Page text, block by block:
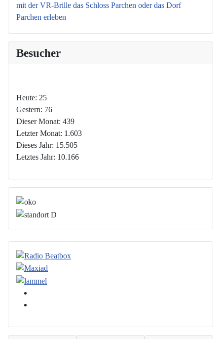
mit der VR-Brille das Schloss Parchen oder das Dorf
Parchen erleben
Besucher
Heute: 25
Gestern: 76
Dieser Monat: 439
Letzter Monat: 1.603
Dieses Jahr: 15.505
Letztes Jahr: 10.166